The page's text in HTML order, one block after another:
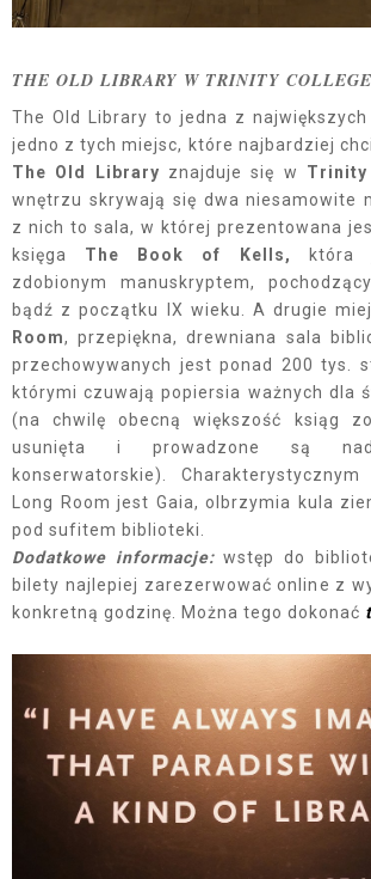
THE OLD LIBRARY W TRINITY COLLEGE
The Old Library to jedna z
jedno z tych miejsc, które najbardziej
The Old Library znajduje się w Trinity
wnętrzu skrywają się dwa niesamowite
z nich to sala, w której prezentowana
księga The Book of Kells,
która
zdobionym manuskryptem,
bądź z początku IX wieku. A drugie
Room, przepiękna, drewniana sala
przechowywanych jest ponad 200 tys.
którymi czuwają popiersia ważnych dla
(na chwilę obecną większość ksiąg
usunięta i prowadzone są
konserwatorskie).
Long Room jest Gaia, olbrzymia kula
pod sufitem biblioteki.
Dodatkowe informacje:wstęp do
bilety najlepiej zarezerwować online z
konkretną godzinę. Można tego dokonać